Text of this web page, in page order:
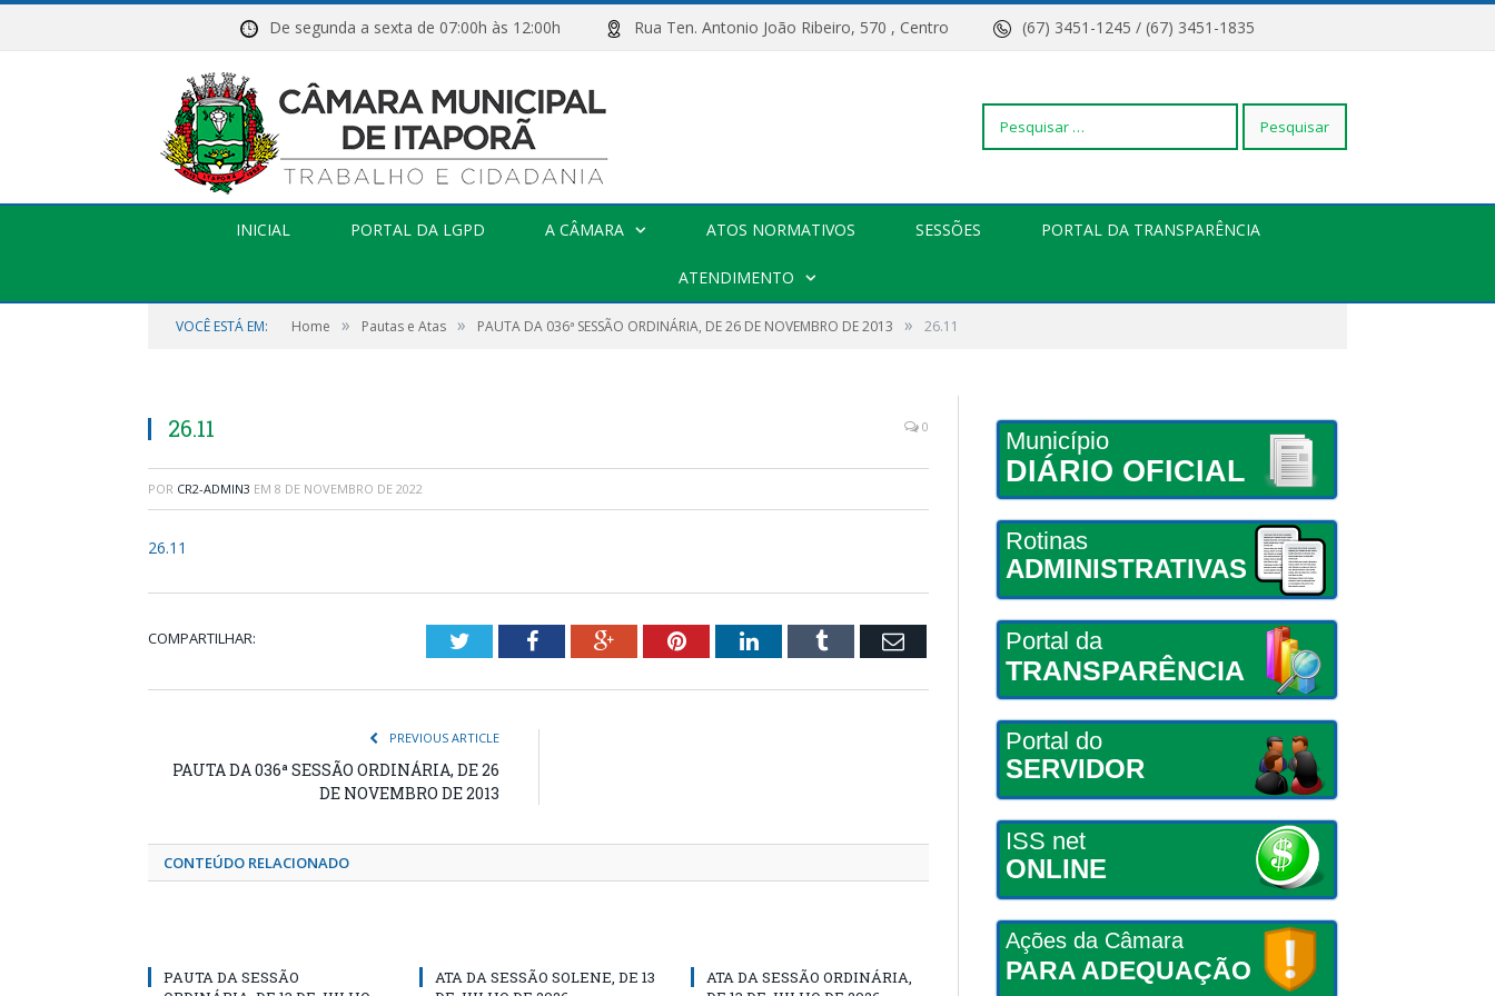
De segunda a sexta de 07:00h às 12:00h Rua Ten. Antonio João Ribeiro, 570 , Centro (67) 3451-1245 / (67) 3451-1835
Pesquisar
INICIAL PORTAL DA LGPD A CÂMARA ATOS NORMATIVOS SESSÕES PORTAL DA TRANSPARÊNCIA
ATENDIMENTO
VOCÊ ESTÁ EM: Home » Pautas e Atas » PAUTA DA 036ª SESSÃO ORDINÁRIA, DE 26 DE NOVEMBRO DE 2013 » 26.11
26.11 0
POR CR2-ADMIN3 EM 8 DE NOVEMBRO DE 2022
26.11
COMPARTILHAR: TwitterFacebookGoogle+PinterestLinkedInTumblr Email
PREVIOUS ARTICLE
PAUTA DA 036ª SESSÃO ORDINÁRIA, DE 26
DE NOVEMBRO DE 2013
CONTEÚDO RELACIONADO
PAUTA DA SESSÃO
ATA DA SESSÃO SOLENE, DE 13
ATA DA SESSÃO ORDINÁRIA,
Município
DIÁRIO OFICIAL
Rotinas
ADMINISTRATIVAS
Portal da
TRANSPARÊNCIA
Portal do
SERVIDOR
ISS net
ONLINE
Ações da Câmara
PARA ADEQUAÇÃO